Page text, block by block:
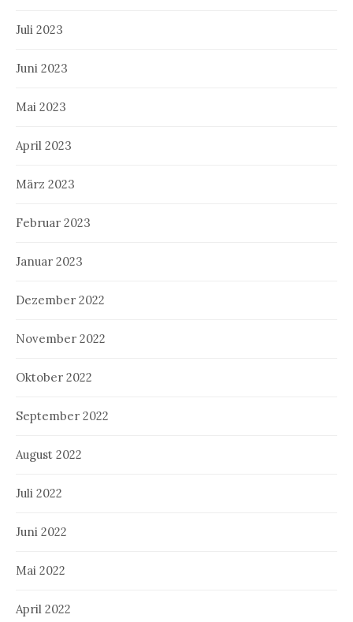
Juli 2023
Juni 2023
Mai 2023
April 2023
März 2023
Februar 2023
Januar 2023
Dezember 2022
November 2022
Oktober 2022
September 2022
August 2022
Juli 2022
Juni 2022
Mai 2022
April 2022